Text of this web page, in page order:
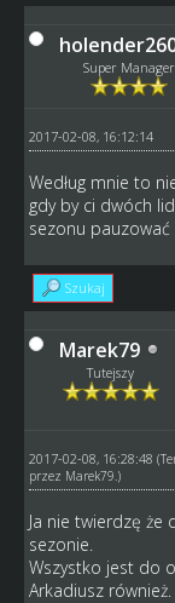
Super Manager
2017-02-08, 16:12:14
Według mnie to
gdy by ci dwóch
sezonu pauzować .
Szukaj
Marek79
Tutejszy
2017-02-08, 16:28:48
przez Marek79 .)
Ja nie twierdzę że
sezonie.
Wszystko jest do
Arkadiusz również.